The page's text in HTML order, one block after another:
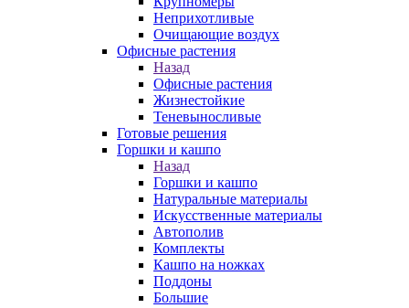
Неприхотливые
Очищающие воздух
Офисные растения
Назад
Офисные растения
Жизнестойкие
Теневыносливые
Готовые решения
Горшки и кашпо
Назад
Горшки и кашпо
Натуральные материалы
Искусственные материалы
Автополив
Комплекты
Кашпо на ножках
Поддоны
Большие